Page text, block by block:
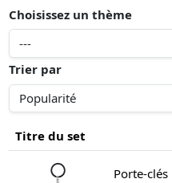
Choisissez un thème
Trier par
Titre du set
Porte-